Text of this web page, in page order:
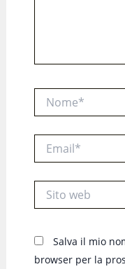
web
Salva il mio
browser per la